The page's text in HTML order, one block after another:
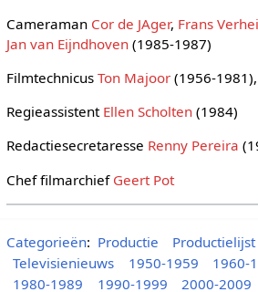
Cameraman Cor de JAger, Frans
Jan van Eijndhoven(1985-1987)
Filmtechnicus Ton Majoor(1956-1981),
Regieassistent Ellen Scholten(1984)
Redactiesecretaresse Renny Pereira
Chef filmarchief Geert Pot
Categorieën: Productie Productielijst
Televisienieuws
1950-1959 1960-
1980-1989
1990-1999 2000-2009